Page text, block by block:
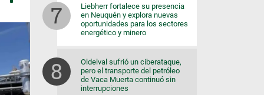
Liebherr fortalece su presencia
en Neuquén y explora nuevas
oportunidades para los sectores
energético y minero
Oldelval sufrió un ciberataque,
pero el transporte del petróleo
de Vaca Muerta continuó sin
interrupciones